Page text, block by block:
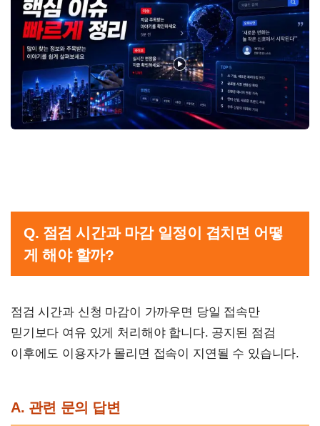
Q. 점검 시간과 마감 일정이 겹치면 어떻
게 해야 할까?
점검 시간과 신청 마감이 가까우면 당일 접속만
믿기보다 여유 있게 처리해야 합니다. 공지된 점검
이후에도 이용자가 몰리면 접속이 지연될 수 있습니다.
A. 관련 문의 답변